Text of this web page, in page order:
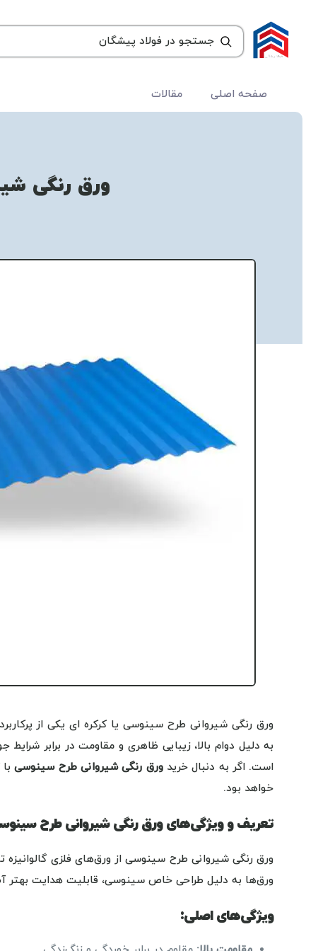
صفحه اصلی مقالات
ورق رنگی
ورق رنگی شیروانی طرح سینوسی یا کرکره ای یکی از
به دلیل دوام بالا، زیبایی ظاهری و مقاومت در برابر
است. اگر به دنبال خریدورق رنگی شیروانی طرح سینوسیبا
خواهد بود.
تعریف و ویژگی‌های ورق رنگی شیروانی طرح
ورق رنگی شیروانی طرح سینوسی از ورق‌های فلزی
ورق‌ها به دلیل طراحی خاص سینوسی، قابلیت هدایت بهتر
ویژگی‌های اصلی: